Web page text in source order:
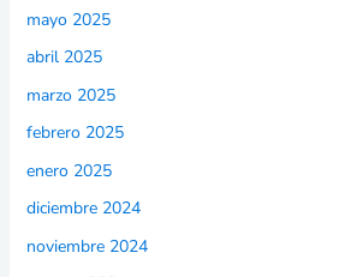
mayo 2025
abril 2025
marzo 2025
febrero 2025
enero 2025
diciembre 2024
noviembre 2024